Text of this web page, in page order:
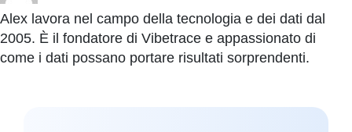
Alex lavora nel campo della tecnologia e dei dati dal
2005. È il fondatore di Vibetrace e appassionato di
come i dati possano portare risultati sorprendenti.